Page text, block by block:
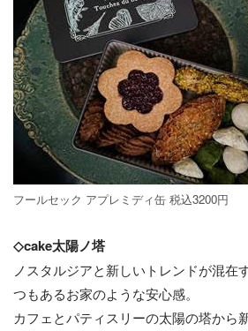
フールセック アプレミディ缶 税込3200円
◇cake太陽ノ塔
ノスタルジアと新しいトレンドが混在
つもあるお家のような安心感。
カフェとパティスリーの太陽の塔から